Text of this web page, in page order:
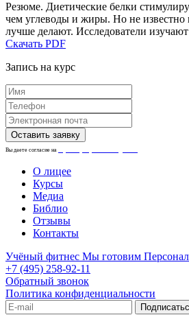
Резюме. Диетические белки
чем углеводы и жиры. Но не известно
лучше делают. Исследователи изучают
Скачать PDF
Запись на курс
Вы даете согласие на
О лицее
Курсы
Медиа
Библио
Отзывы
Контакты
Учёный фитнес Мы готовим
+7 (495) 258-92-11
Обратный звонок
Политика конфиденциальности